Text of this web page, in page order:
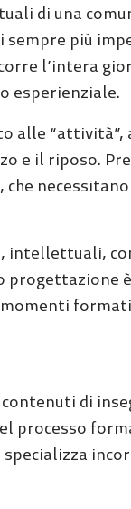
di una
più
l’intera
esperienziale.
alle “attività”,
e il riposo.
intellettuali,
di
processo